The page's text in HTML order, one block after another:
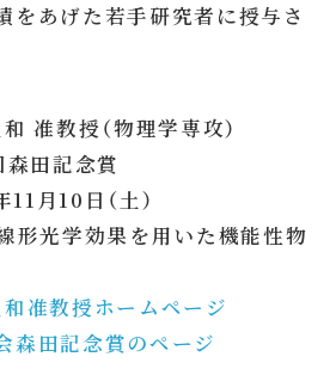
をあげた若手研究者に授与さ
准教授（物理学専攻）
田記念賞
月10日（土）
形光学効果を用いた機能性物
准教授ホームページ
森田記念賞のページ